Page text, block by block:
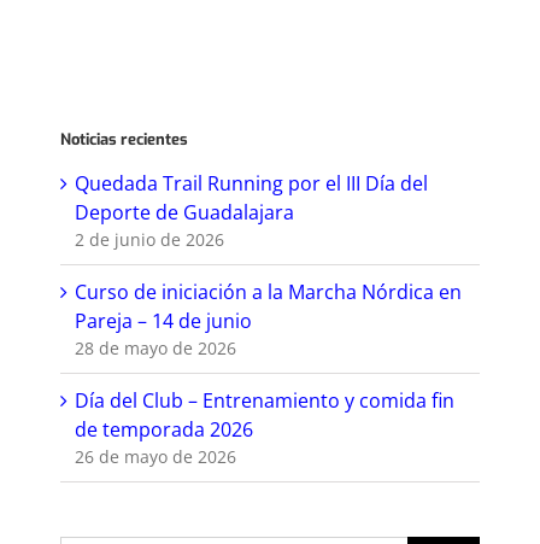
Noticias recientes
Quedada Trail Running por el III Día del
Deporte de Guadalajara
2 de junio de 2026
Curso de iniciación a la Marcha Nórdica en
Pareja – 14 de junio
28 de mayo de 2026
Día del Club – Entrenamiento y comida fin
de temporada 2026
26 de mayo de 2026